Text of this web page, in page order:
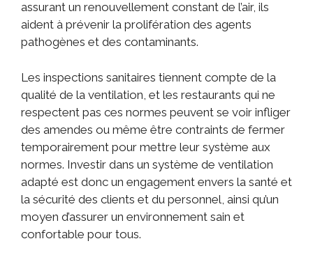
assurant un renouvellement constant de l’air, ils
aident à prévenir la prolifération des agents
pathogènes et des contaminants.
Les inspections sanitaires tiennent compte de la
qualité de la ventilation, et les restaurants qui ne
respectent pas ces normes peuvent se voir infliger
des amendes ou même être contraints de fermer
temporairement pour mettre leur système aux
normes. Investir dans un système de ventilation
adapté est donc un engagement envers la santé et
la sécurité des clients et du personnel, ainsi qu’un
moyen d’assurer un environnement sain et
confortable pour tous.